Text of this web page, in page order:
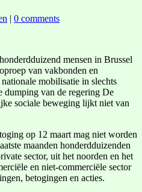
| 0 comments
mensen in Brussel
van vakbonden en
mobilisatie in slechts
dumping van de regering De
sociale beweging lijkt niet van
op 12 maart mag niet worden
maanden honderdduizenden
sector, uit het noorden en het
en niet-commerciële sector
betogingen en acties.